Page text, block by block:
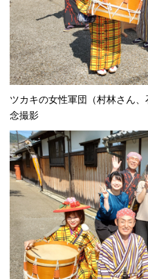
ツカキの女性軍団（村林さん
念撮影